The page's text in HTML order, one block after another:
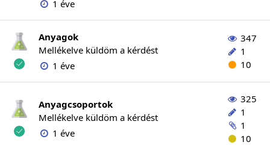
1 éve
Anyagok
Mellékelve küldöm a kérdést
1 éve
347
1
10
Anyagcsoportok
Mellékelve küldöm a kérdést
1 éve
325
1
1
10